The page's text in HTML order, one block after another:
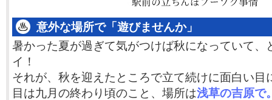
意外な場所で「遊びませんか」
暑かった夏が過ぎて気がつけば秋になっていて、
イ！
それが、秋を迎えたところで立て続けに面白い目
目は九月の終わり頃のこと、場所は浅草の吉原で